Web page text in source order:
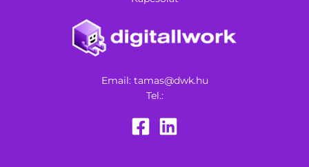
Email: tamas@dwk.hu
Tel.: